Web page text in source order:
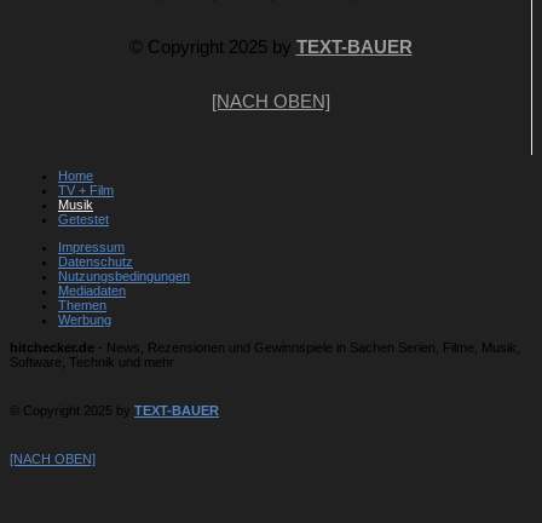
© Copyright 2025 by TEXT-BAUER
[NACH OBEN]
Home
TV + Film
Musik
Getestet
Impressum
Datenschutz
Nutzungsbedingungen
Mediadaten
Themen
Werbung
hitchecker.de - News, Rezensionen und Gewinnspiele in Sachen Serien, Filme, Musik,
Software, Technik und mehr
© Copyright 2025 by TEXT-BAUER
[NACH OBEN]